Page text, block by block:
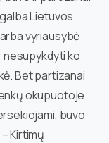
Lietuvos
vyriausybė
nesupykdyti ko
Bet partizanai
okupuotoje
buvo
Kirtimų